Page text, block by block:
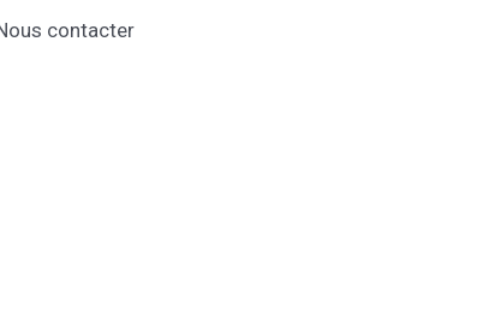
contacter